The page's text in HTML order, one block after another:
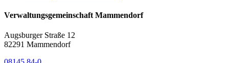
Verwaltungsgemeinschaft Mammendorf
Augsburger Straße 12
82291 Mammendorf